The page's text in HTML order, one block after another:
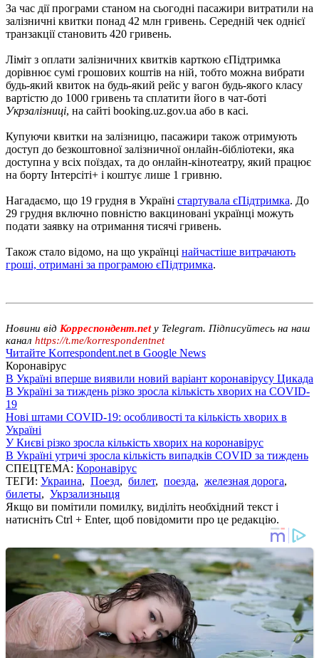
За час дії програми станом на сьогодні пасажири витратили на
залізничні квитки понад 42 млн гривень. Середній чек однієї
транзакції становить 420 гривень.
Ліміт з оплати залізничних квитків карткою єПідтримка
дорівнює сумі грошових коштів на ній, тобто можна вибрати
будь-який квиток на будь-який рейс у вагон будь-якого класу
вартістю до 1000 гривень та сплатити його в чат-боті
Укрзалізниці, на сайті booking.uz.gov.ua або в касі.
Купуючи квитки на залізницю, пасажири також отримують
доступ до безкоштовної залізничної онлайн-бібліотеки, яка
доступна у всіх поїздах, та до онлайн-кінотеатру, який працює
на борту Інтерсіті+ і коштує лише 1 гривню.
Нагадаємо, що 19 грудня в Україні стартувала єПідтримка. До
29 грудня включно повністю вакциновані українці можуть
подати заявку на отримання тисячі гривень.
Також стало відомо, на що українці найчастіше витрачають
гроші, отримані за програмою єПідтримка.
Новини від Корреспондент.netу Telegram. Підписуйтесь на наш
канал https://t.me/korrespondentnet
Читайте Korrespondent.net в Google News
Коронавірус
В Україні вперше виявили новий варіант коронавірусу Цикада
В Україні за тиждень різко зросла кількість хворих на COVID-
19
Нові штами COVID-19: особливості та кількість хворих в
Україні
У Києві різко зросла кількість хворих на коронавірус
В Україні утричі зросла кількість випадків COVID за тиждень
СПЕЦТЕМА: Коронавірус
ТЕГИ: Украина, Поезд, билет, поезда, железная дорога,
билеты, Укрзализныця
Якщо ви помітили помилку, виділіть необхідний текст і
натисніть Ctrl + Enter, щоб повідомити про це редакцію.